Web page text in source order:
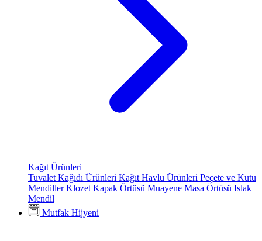
Kağıt Ürünleri
Tuvalet Kağıdı Ürünleri Kağıt Havlu Ürünleri Peçete ve Kutu
MendillerKlozet Kapak Örtüsü Muayene Masa Örtüsü Islak
Mendil
Mutfak Hijyeni